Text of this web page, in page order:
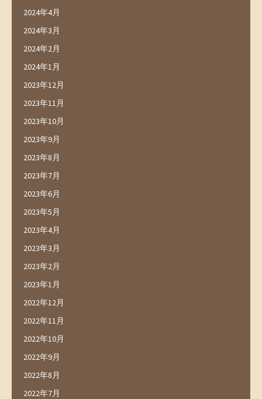
2024年4月
2024年3月
2024年2月
2024年1月
2023年12月
2023年11月
2023年10月
2023年9月
2023年8月
2023年7月
2023年6月
2023年5月
2023年4月
2023年3月
2023年2月
2023年1月
2022年12月
2022年11月
2022年10月
2022年9月
2022年8月
2022年7月